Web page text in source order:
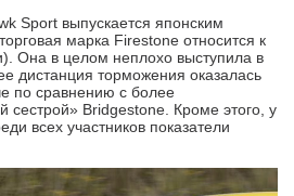
Sport выпускается японским
марка Firestone относится к
Она в целом неплохо выступила в
дистанция торможения оказалась
по сравнению с более
сестрой» Bridgestone. Кроме этого, у
всех участников показатели